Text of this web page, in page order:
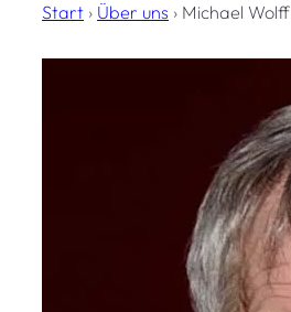
Start › Über uns › Michael Wolff